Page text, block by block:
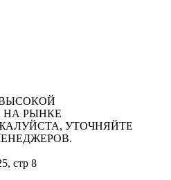
НА РЫНКЕ
УТОЧНЯЙТЕ
стр 8